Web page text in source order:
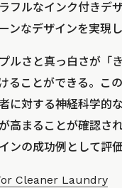
フルなインク付き
ンなデザインを実現し
ルさと真っ白さが「
ることができる。こ
に対する神経科学的
高まることが確認
ンの成功例として評価
Cleaner Laundry